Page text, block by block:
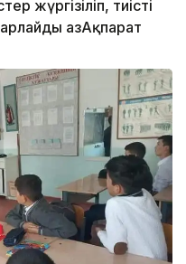
жүргізіліп, тиісті
ҚазАқпарат